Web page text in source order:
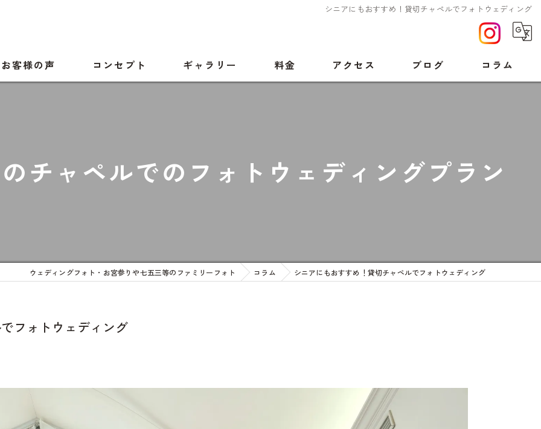
シニアにもおすすめ！貸切チャペルでフォトウェディング
お客様の声 コンセプト ギャラリー 料金 アクセス ブログ コラム
チャペルでのフォトウェディングプラン
ウェディングフォト・お宮参りや七五三等のファミリーフォト コラム シニアにもおすすめ！貸切チャペルでフォトウェディング
フォトウェディング